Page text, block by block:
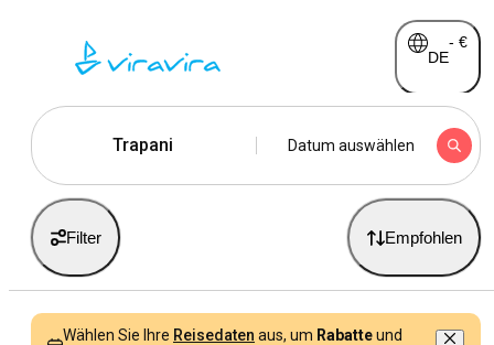
DE
- €
Trapani Datum auswählen
Filter Empfohlen
Wählen Sie Ihre Reisedaten aus, um Rabatteund